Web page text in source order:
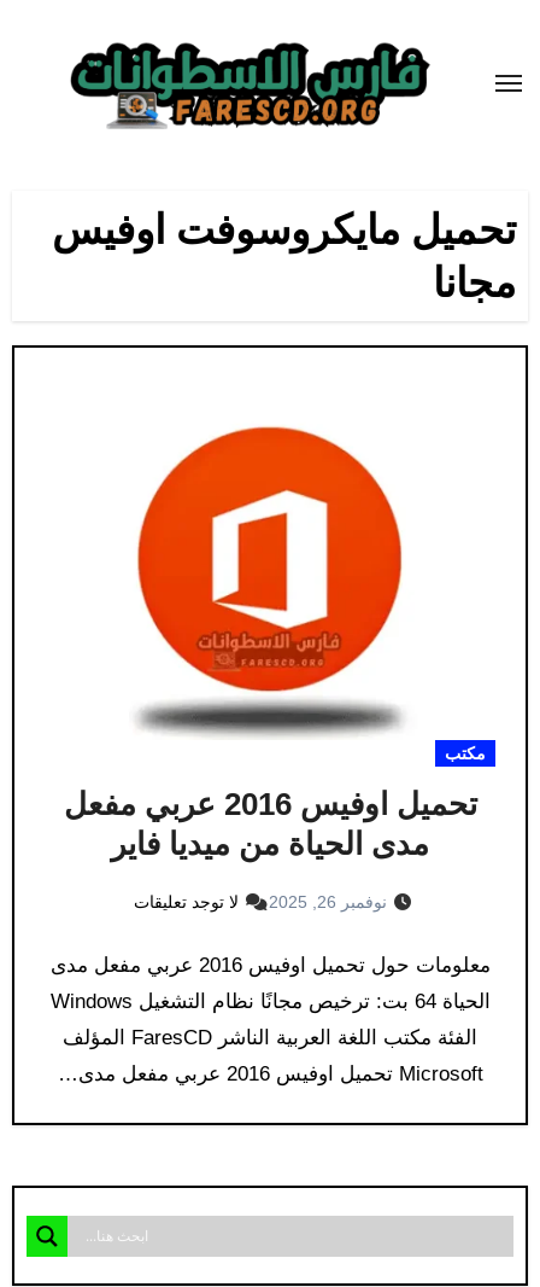
المحتوى
تحميل مايكروسوفت اوفيس
مجانا
مكتب
تحميل اوفيس 2016 عربي مفعل
مدى الحياة من ميديا ​​فاير
نوفمبر 26, 2025 لا توجد تعليقات
معلومات حول تحميل اوفيس 2016 عربي مفعل مدى
الحياة 64 بت: ترخيص مجانًا نظام التشغيل Windows
الفئة مكتب اللغة العربية الناشر FaresCD المؤلف
Microsoft تحميل اوفيس 2016 عربي مفعل مدى…